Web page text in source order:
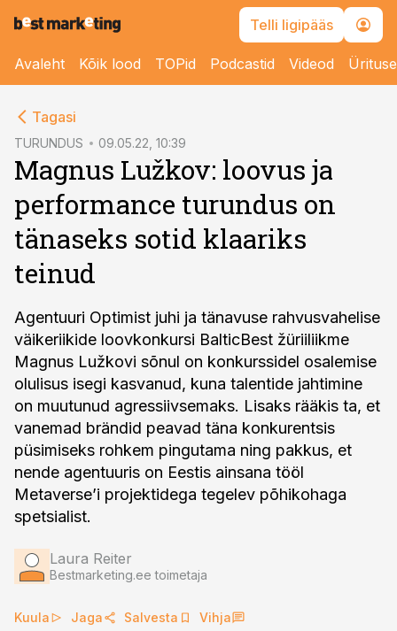
Telli ligipääs
Avaleht Kõik lood TOPid Podcastid Videod
Tagasi
TURUNDUS 09.05.22, 10:39
Magnus Lužkov: loovus ja
performance turundus on
tänaseks sotid klaariks
teinud
Agentuuri Optimist juhi ja tänavuse rahvusvahelise
väikeriikide loovkonkursi BalticBest žüriiliikme
Magnus Lužkovi sõnul on konkurssidel osalemise
olulisus isegi kasvanud, kuna talentide jahtimine
on muutunud agressiivsemaks. Lisaks rääkis ta, et
vanemad brändid peavad täna konkurentsis
püsimiseks rohkem pingutama ning pakkus, et
nende agentuuris on Eestis ainsana tööl
Metaverse’i projektidega tegelev põhikohaga
spetsialist.
Laura Reiter
Bestmarketing.ee toimetaja
Kuula Jaga Salvesta Vihja